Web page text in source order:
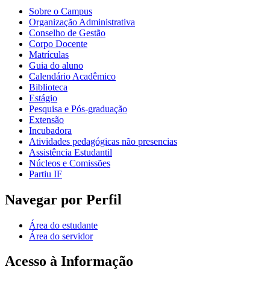
Sobre o Campus
Organização Administrativa
Conselho de Gestão
Corpo Docente
Matrículas
Guia do aluno
Calendário Acadêmico
Biblioteca
Estágio
Pesquisa e Pós-graduação
Extensão
Incubadora
Atividades pedagógicas não presencias
Assistência Estudantil
Núcleos e Comissões
Partiu IF
Navegar por Perfil
Área do estudante
Área do servidor
Acesso à Informação